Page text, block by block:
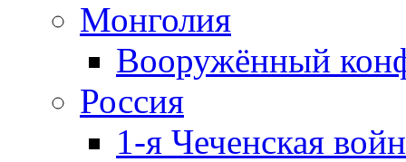
Монголия
Вооружённый
Россия
1-я Чеченская